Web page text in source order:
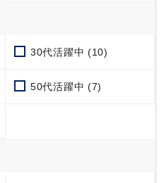
30代活躍中 (10)
50代活躍中 (7)